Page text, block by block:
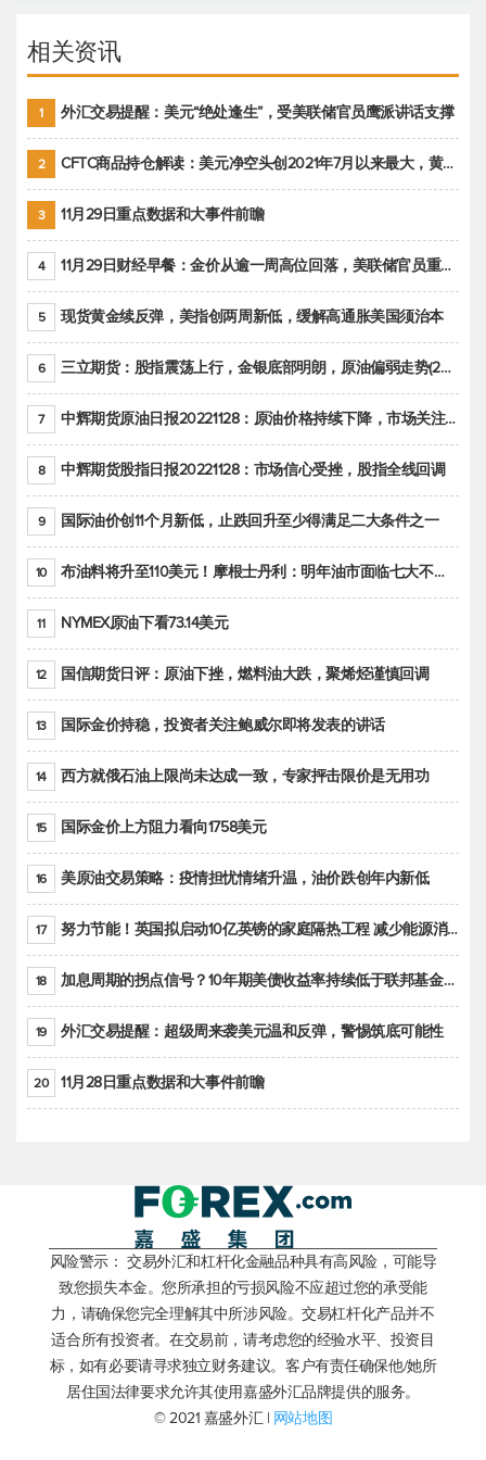
相关资讯
1 外汇交易提醒：美元“绝处逢生”，受美联储官员鹰派讲话支撑
2 CFTC商品持仓解读：美元净空头创2021年7月以来最大，黄金期货投机性净多头头寸减少
3 11月29日重点数据和大事件前瞻
4 11月29日财经早餐：金价从逾一周高位回落，美联储官员重申鹰派立场推动美元回升
5 现货黄金续反弹，美指创两周新低，缓解高通胀美国须治本
6 三立期货：股指震荡上行，金银底部明朗，原油偏弱走势(20221128收评)
7 中辉期货原油日报20221128：原油价格持续下降，市场关注OPEC+新一轮产能政策
8 中辉期货股指日报20221128：市场信心受挫，股指全线回调
9 国际油价创11个月新低，止跌回升至少得满足二大条件之一
10 布油料将升至110美元！摩根士丹利：明年油市面临七大不确定性
11 NYMEX原油下看73.14美元
12 国信期货日评：原油下挫，燃料油大跌，聚烯烃谨慎回调
13 国际金价持稳，投资者关注鲍威尔即将发表的讲话
14 西方就俄石油上限尚未达成一致，专家抨击限价是无用功
15 国际金价上方阻力看向1758美元
16 美原油交易策略：疫情担忧情绪升温，油价跌创年内新低
17 努力节能！英国拟启动10亿英镑的家庭隔热工程 减少能源消耗
18 加息周期的拐点信号？10年期美债收益率持续低于联邦基金利率目标区间
19 外汇交易提醒：超级周来袭美元温和反弹，警惕筑底可能性
20 11月28日重点数据和大事件前瞻
风险警示： 交易外汇和杠杆化金融品种具有高风险，可能导
致您损失本金。您所承担的亏损风险不应超过您的承受能
力，请确保您完全理解其中所涉风险。交易杠杆化产品并不
适合所有投资者。在交易前，请考虑您的经验水平、投资目
标，如有必要请寻求独立财务建议。客户有责任确保他/她所
居住国法律要求允许其使用嘉盛外汇品牌提供的服务。
© 2021 嘉盛外汇 | 网站地图